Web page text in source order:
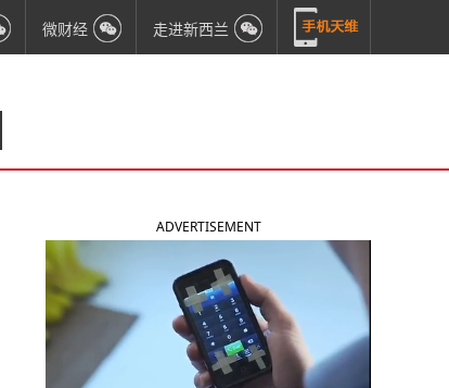
微财经 走进新西兰
ADVERTISEMENT